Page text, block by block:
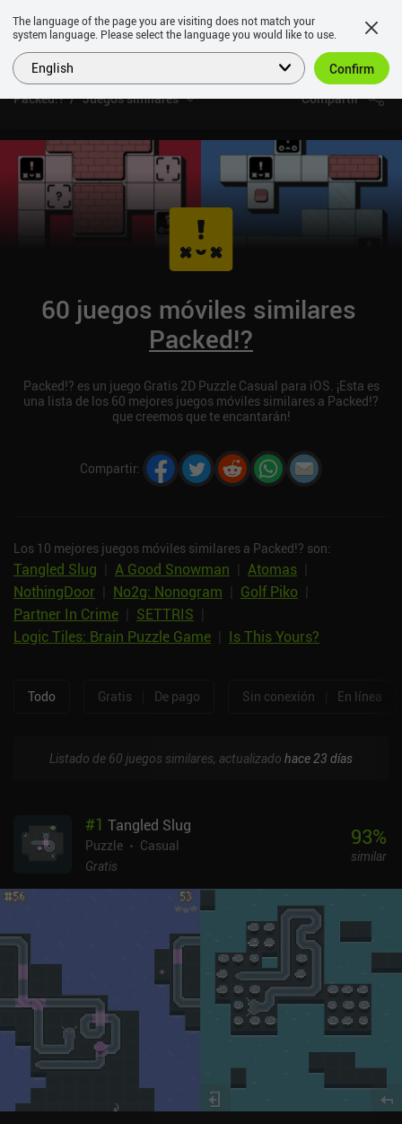
Packed!? Juegos similares Compartir
60 juegos móviles similares
Packed!?
Packed!? es un juego Gratis 2D Puzzle Casual para iOS. ¡Esta es
una lista de los 60 mejores juegos móviles similares a Packed!?
que creemos que te encantarán!
Compartir:
Los 10 mejores juegos móviles similares a Packed!? son:
Tangled Slug A Good Snowman Atomas
NothingDoor
No2g: Nonogram Golf Piko
Partner In Crime
SETTRIS
Logic Tiles: Brain Puzzle Game
Is This Yours?
Todo Gratis De pago Sin conexión En línea
Listado de 60 juegos similares, actualizado hace 23 días
#1 Tangled Slug
Puzzle
Casual
Gratis
93%
similar
The language of the page you are visiting does not match your
system language. Please select the language you would like to use.
English Confirm